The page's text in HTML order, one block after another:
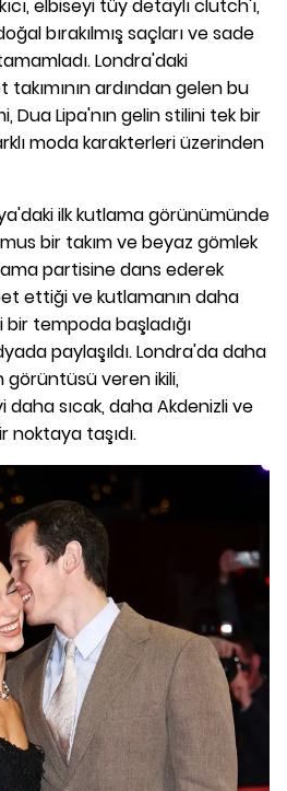
elbiseyi tüy detaylı clutch'ı,
bırakılmış saçları ve sade
Londra'daki
ardından gelen bu
Dua Lipa'nın gelin stilini tek bir
moda karakterleri üzerinden
ilk kutlama görünümünde
bir takım ve beyaz gömlek
partisine dans ederek
ettiği ve kutlamanın daha
tempoda başladığı
paylaşıldı. Londra'da daha
görüntüsü veren ikili,
sıcak, daha Akdenizli ve
noktaya taşıdı.